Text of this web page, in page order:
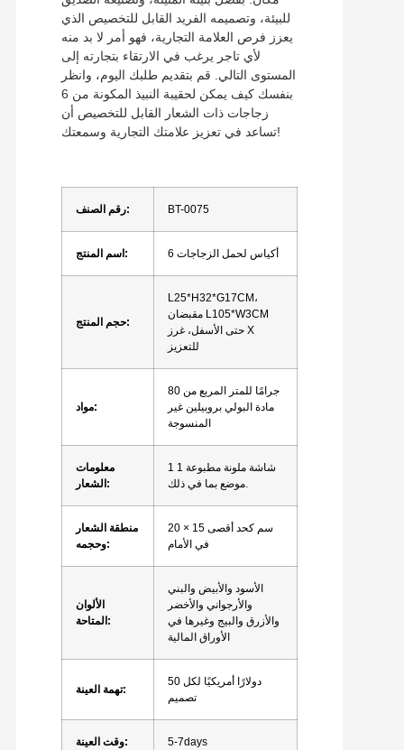
للبيئة، وتصميمه الفريد القابل للتخصيص الذي
يعزز فرص العلامة التجارية، فهو أمر لا بد منه
لأي تاجر يرغب في الارتقاء بتجارته إلى
المستوى التالي. قم بتقديم طلبك اليوم، وانظر
بنفسك كيف يمكن لحقيبة النبيذ المكونة من 6
زجاجات ذات الشعار القابل للتخصيص أن
تساعد في تعزيز علامتك التجارية وسمعتك!
رقم الصنف: BT-0075
اسم المنتج: 6 أكياس لحمل الزجاجات
حجم المنتج:
L25*H32*G17CM،
مقبضان L105*W3CM
حتى الأسفل، غرز X
للتعزيز
مواد:
80 جرامًا للمتر المربع من
مادة البولي بروبيلين غير
المنسوجة
معلومات
الشعار:
1 شاشة ملونة مطبوعة 1
موضع بما في ذلك.
منطقة الشعار
وحجمه:
20 × 15 سم كحد أقصى
في الأمام
الألوان
المتاحة:
الأسود والأبيض والبني
والأرجواني والأخضر
والأزرق والبيج وغيرها في
الأوراق المالية
تهمة العينة:
50 دولارًا أمريكيًا لكل
تصميم
وقت العينة: 5-7days